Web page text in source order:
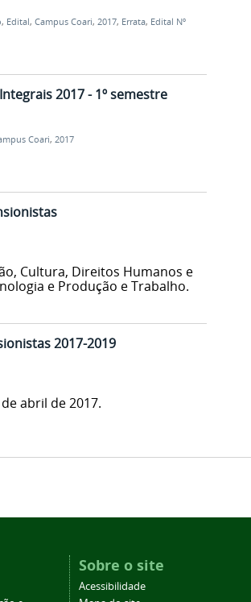
, Edital, Campus Coari, 2017, Errata, Edital Nº
2017 - 1º semestre
Coari, 2017
Cultura, Direitos Humanos e
e Produção e Trabalho.
2017-2019
abril de 2017.
Sobre o site
Acessibilidade